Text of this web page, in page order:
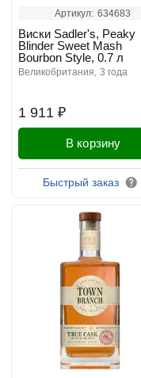
Артикул: 634683
1 911 ₽
Виски Sadler's, Peaky
Blinder Sweet Mash
Bourbon Style, 0.7 л
великобритания 3 года
В корзину
Быстрый заказ